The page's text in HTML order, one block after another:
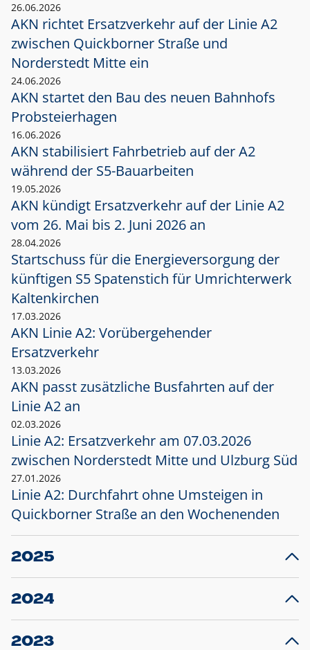
26.06.2026
AKN richtet Ersatzverkehr auf der Linie A2
zwischen Quickborner Straße und
Norderstedt Mitte ein
24.06.2026
AKN startet den Bau des neuen Bahnhofs
Probsteierhagen
16.06.2026
AKN stabilisiert Fahrbetrieb auf der A2
während der S5-Bauarbeiten
19.05.2026
AKN kündigt Ersatzverkehr auf der Linie A2
vom 26. Mai bis 2. Juni 2026 an
28.04.2026
Startschuss für die Energieversorgung der
künftigen S5 Spatenstich für Umrichterwerk
Kaltenkirchen
17.03.2026
AKN Linie A2: Vorübergehender
Ersatzverkehr
13.03.2026
AKN passt zusätzliche Busfahrten auf der
Linie A2 an
02.03.2026
Linie A2: Ersatzverkehr am 07.03.2026
zwischen Norderstedt Mitte und Ulzburg Süd
27.01.2026
Linie A2: Durchfahrt ohne Umsteigen in
Quickborner Straße an den Wochenenden
2025
23.12.2025
Projekt S5: Start der Bauarbeiten am
2024
10.12.2024
Großprojekt S5: Sperrung der Bahnstraße in
2023